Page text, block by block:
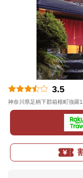
3.5
神奈川県足柄下郡箱根町強羅